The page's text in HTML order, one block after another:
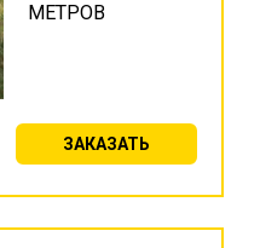
МЕТРОВ
ЗАКАЗАТЬ